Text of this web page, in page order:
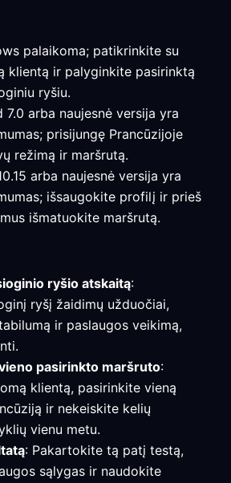
palaikoma; patikrinkite su
klientą ir palyginkite pasirinktą
ryšiu.
7.0 arba naujesnė versija yra
prisijungę Prancūzijoje
režimą ir maršrutą.
arba naujesnė versija yra
išsaugokite profilį ir prieš
išmatuokite maršrutą.
ryšio atskaitą:
ryšį žaidimų užduočiai,
ir paslaugos veikimą,
pasirinkto maršruto:
klientą, pasirinkite vieną
ir nekeiskite kelių
vienu metu.
: Pakartokite tą patį testą,
sąlygas ir naudokite